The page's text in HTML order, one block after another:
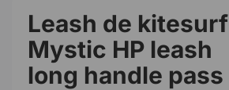
Leash de kitesurf
Mystic HP leash
long handle pass